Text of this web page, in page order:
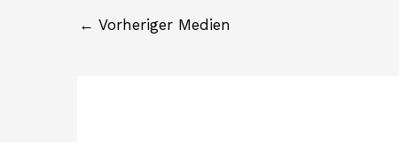
← Vorheriger Medien